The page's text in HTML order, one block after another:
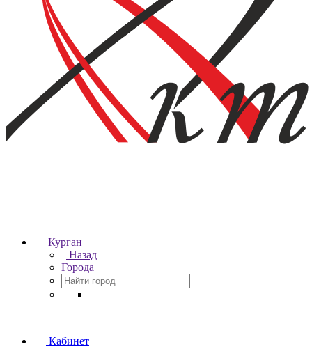
Курган
Назад
Города
Кабинет